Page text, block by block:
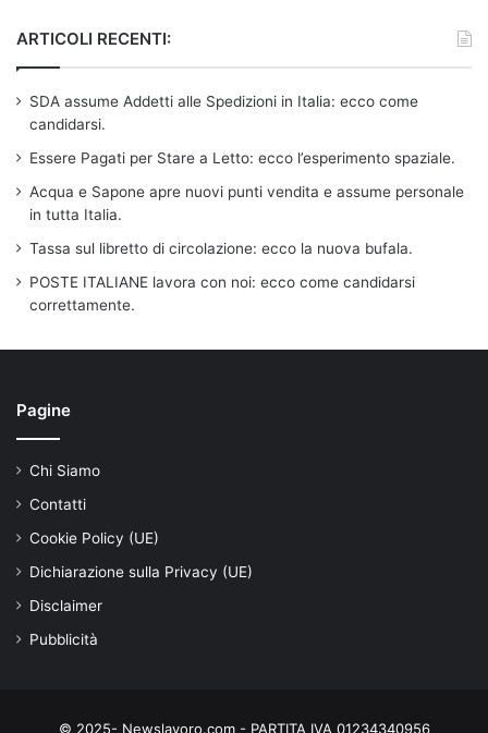
ARTICOLI RECENTI:
SDA assume Addetti alle Spedizioni in Italia: ecco come
candidarsi.
Essere Pagati per Stare a Letto: ecco l’esperimento spaziale.
Acqua e Sapone apre nuovi punti vendita e assume personale
in tutta Italia.
Tassa sul libretto di circolazione: ecco la nuova bufala.
POSTE ITALIANE lavora con noi: ecco come candidarsi
correttamente.
Pagine
Chi Siamo
Contatti
Cookie Policy (UE)
Dichiarazione sulla Privacy (UE)
Disclaimer
Pubblicità
© 2025- Newslavoro.com - PARTITA IVA 01234340956